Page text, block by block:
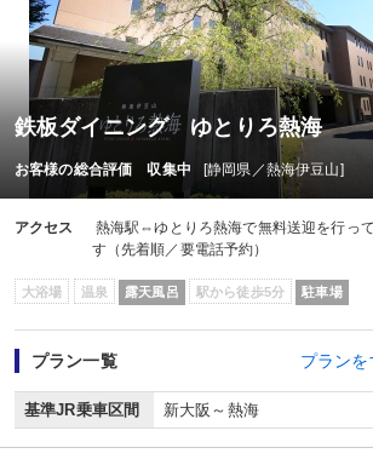
鉄板ダイニング ゆとりろ熱海
お客様の総合評価 収集中 [静岡県／熱海伊豆山]
アクセス
熱海駅⇔ゆとりろ熱海で無料送迎を行っ
す（先着順／要電話予約）
大浴場 温泉 露天風呂 駅から徒歩5分 駐車場
プラン一覧 プランを
基準JR乗車区間 新大阪～熱海